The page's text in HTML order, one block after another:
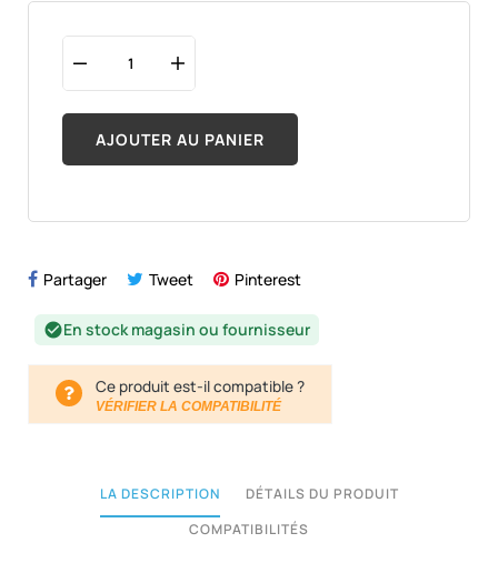
AJOUTER AU PANIER
Partager Tweet Pinterest
check_circleEn stock magasin ou fournisseur
Ce produit est-il compatible ?
VÉRIFIER LA COMPATIBILITÉ
LA DESCRIPTION
DÉTAILS DU PRODUIT
COMPATIBILITÉS